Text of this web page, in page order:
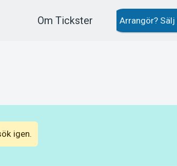
Om Tickster Arrangör? Sälj
igen.